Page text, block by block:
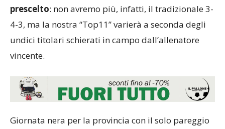
prescelto: non avremo più, infatti, il tradizionale 3-
4-3, ma la nostra “Top11” varierà a seconda degli
undici titolari schierati in campo dall’allenatore
vincente.
Giornata nera per la provincia con il solo pareggio